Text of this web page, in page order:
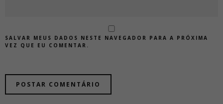
SALVAR MEUS DADOS NESTE NAVEGADOR PARA A PRÓXIMA
VEZ QUE EU COMENTAR.